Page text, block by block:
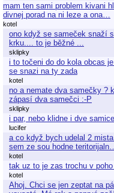
mam ten sami problem kivani
divnej porad na ni leze a ona…
kotel
ono když se sameček snaží
krku.... to je běžné ...
sklipky
i to točeni do do kola obcas
se snazi na ty zada
kotel
no a nemate dva samečky ?
zápasí dva samečci :-P
sklipky
i par, nebo klidne i dve
lucifer
a co když bych udelal 2
sem ze sou hodne teritorijaln…
kotel
tak uz to je zas trochu v
kotel
Ahoj. Chci se jen zeptat na